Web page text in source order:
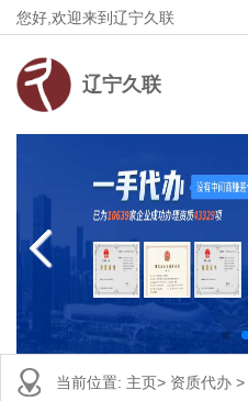
您好,欢迎来到辽宁久联
辽宁久联
当前位置: 主页> 资质代办 >